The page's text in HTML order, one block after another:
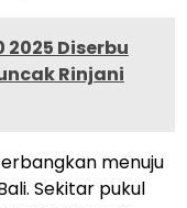
2025 Diserbu
Rinjani
menuju
Sekitar pukul